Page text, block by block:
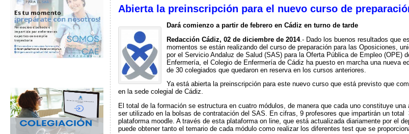
Abierta la preinscripción para el nuevo curso de
Dará comienzo a partir de febrero en Cádiz en turno de tarde
Redacción Cádiz, 02 de diciembre de 2014.- Dado los buenos resultados que
momentos se están realizando del curso de preparación para las Oposiciones,
por el Servicio Andaluz de Salud (SAS) para la Oferta Pública de Empleo (OPE)
Enfermería, el Colegio de Enfermería de Cádiz ha puesto en marcha una nueva
de 30 colegiados que quedaron en reserva en los cursos anteriores.
Ya está abierta la preinscripción para este nuevo curso que está previsto que
en la sede colegial de Cádiz.
El total de la formación se estructura en cuatro módulos, de manera que cada uno constituye
ser utilizado en la bolsas de contratación del SAS. En cifras, 9 profesores que impartirán un
plataforma moodle. A través de esta plataforma on line, que está actualizada diariamente por el
puede obtener tanto el temario de cada módulo como realizar los diferentes test que se